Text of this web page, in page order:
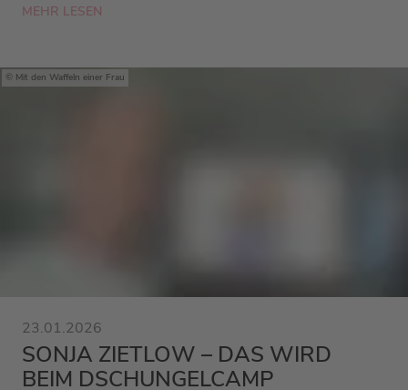
MEHR LESEN
Mit den Waffeln einer Frau
23.01.2026
SONJA ZIETLOW – DAS WIRD
BEIM DSCHUNGELCAMP